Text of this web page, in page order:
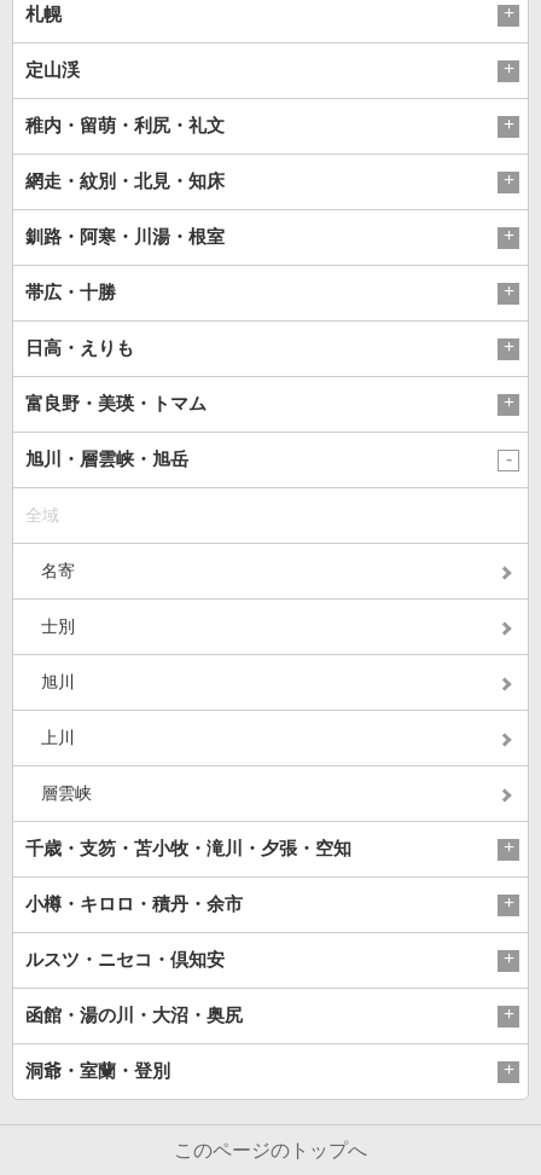
札幌
定山渓
稚内・留萌・利尻・礼文
網走・紋別・北見・知床
釧路・阿寒・川湯・根室
帯広・十勝
日高・えりも
富良野・美瑛・トマム
旭川・層雲峡・旭岳
全域
名寄
士別
旭川
上川
層雲峡
千歳・支笏・苫小牧・滝川・夕張・空知
小樽・キロロ・積丹・余市
ルスツ・ニセコ・倶知安
函館・湯の川・大沼・奥尻
洞爺・室蘭・登別
このページのトップへ